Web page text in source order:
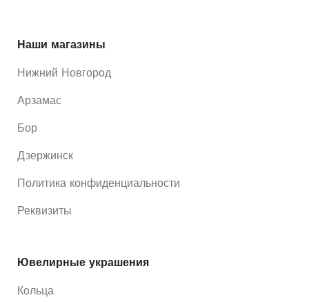
Наши магазины
Нижний Новгород
Арзамас
Бор
Дзержинск
Политика конфиденциальности
Реквизиты
Ювелирные украшения
Кольца